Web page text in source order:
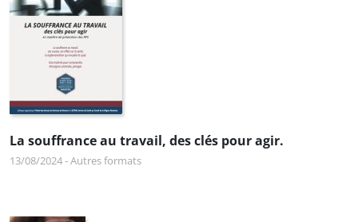
La souffrance au travail, des clés pour agir.
13/08/2024-Autres formats